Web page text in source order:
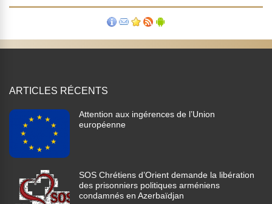
ARTICLES RÉCENTS
Attention aux ingérences de l’Union
européenne
SOS Chrétiens d’Orient demande la libération
des prisonniers politiques arméniens
condamnés en Azerbaïdjan